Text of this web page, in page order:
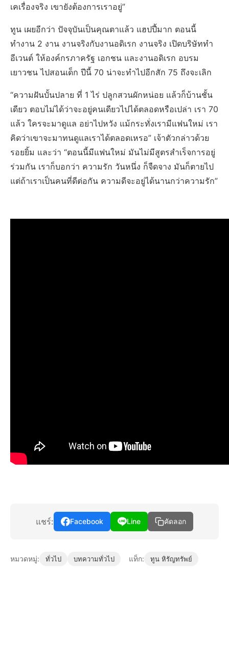
เคเรื่องจริง เขายังต้องการเราอยู่”
ทูน เผยอีกว่า ปัจจุบันเป็นคุณตาแล้ว แฮปปี้มาก ตอนนี้
ทำงาน 2 งาน งานจริงกับงานอดิเรก งานจริง เปิดบริษัททำ
อีเวนต์ ให้องค์กรภาครัฐ เอกชน และงานอดิเรก อบรม
เยาวชน ไปสอนเด็ก ปีนี้ 70 น่าจะทำไปอีกสัก 75 ถึงจะเลิก
“ความฝันบั้นปลาย ที่ 1 ไร่ ปลูกสวนผักหน่อย แล้วก็บ้านชั้น
เดียว ตอบไม่ได้ว่าจะอยู่คนเดียวไปได้ตลอดหรือเปล่า เรา 70
แล้ว ใครจะมาดูแล อย่าไปหวัง แม้กระทั่งเรามีแฟนใหม่ เรา
คิดว่าเขาจะมาทนดูแลเราได้ตลอดเหรอ” เจ้าตัวกล่าวด้วย
รอยยิ้ม และว่า “ตอนนี้มีแฟนใหม่ มันไม่มีสูตรสำเร็จการอยู่
ร่วมกัน เราก็บอกว่า ความรัก วันหนึ่ง ก็จืดจาง มันก็ตายไป
แต่ถ้าเราเป็นคนที่ดีต่อกัน ความดีจะอยู่ได้นานกว่าความรัก”
แชร์: Facebook Line คัดลอก
หมวดหมู่: ทั่วไป บทความทั่วไป แท็ก: ทูน หิรัญทรัพย์